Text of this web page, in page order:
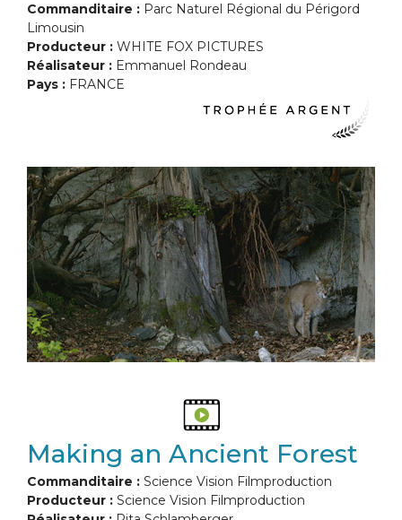
Commanditaire : Parc Naturel Régional du Périgord
Limousin
Producteur : WHITE FOX PICTURES
Réalisateur : Emmanuel Rondeau
Pays : FRANCE
Making an Ancient Forest
Commanditaire : Science Vision Filmproduction
Producteur : Science Vision Filmproduction